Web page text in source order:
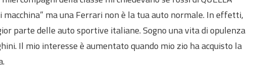
macchina” ma una Ferrari non è la tua auto normale. In effetti,
parte delle auto sportive italiane. Sogno una vita di opulenza
Il mio interesse è aumentato quando mio zio ha acquisto la